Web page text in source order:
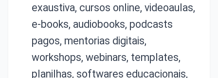
exaustiva, cursos online, videoaulas,
e-books, audiobooks, podcasts
pagos, mentorias digitais,
workshops, webinars, templates,
planilhas, softwares educacionais,